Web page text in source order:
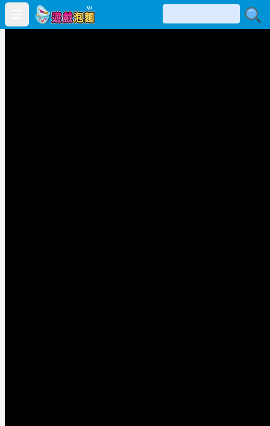
Open main menu